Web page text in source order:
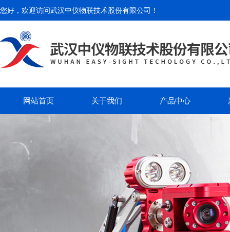
您好，欢迎访问武汉中仪物联技术股份有限公司 ！
网站首页 关于我们 产品中心